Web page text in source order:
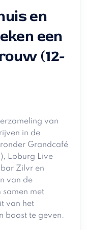
en
een
(12-
van
in de
Grandcafé
Loburg Live
Zilvr en
van de
samen met
van het
boost te geven.